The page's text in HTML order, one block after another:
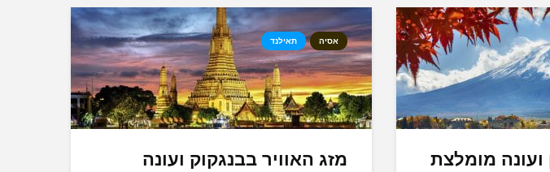
ועונה מומלצת
אסיה תאילנד
מזג האוויר בבנגקוק ועונה